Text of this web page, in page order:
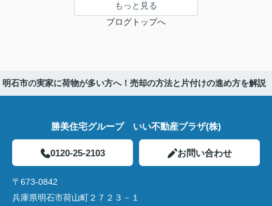
もっと見る
ブログトップへ
明石市の実家に荷物が多い方へ！売却の方法と片付けの進め方を解説
勝美住宅グループ いい不動産プラザ(株)
0120-25-2103 お問い合わせ
〒673-0842
兵庫県明石市荷山町２７２３－１